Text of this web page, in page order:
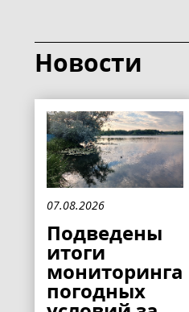
Новости
07.08.2026
Подведены
итоги
мониторинга
погодных